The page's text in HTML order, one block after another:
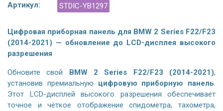
Артикул: STDIC-YB1297
Цифровая приборная панель для BMW 2 Series F22/F23
(2014-2021) — обновление до LCD-дисплея высокого
разрешения
Обновите свой BMW 2 Series F22/F23 (2014-2021),
установив премиальную цифровую приборную панель.
Этот LCD-дисплей высокого разрешения обеспечивает
точное и чёткое отображение спидометра, тахометра,